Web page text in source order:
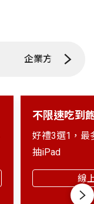
企業方案
不限速吃到
好禮3選1，最
抽iPad
線
Next